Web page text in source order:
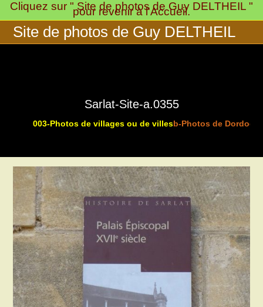
Skip
to
content
Cliquez sur " Site de photos de Guy DELTHEIL "
pour revenir à l'Accueil.
Site de photos de Guy DELTHEIL
Sarlat-Site-a.0355
003-Photos de villages ou de villesb-Photos de